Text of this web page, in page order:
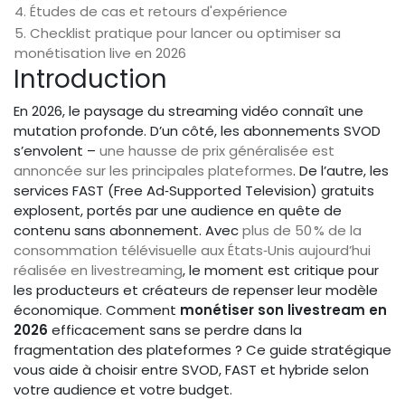
4. Études de cas et retours d'expérience
5. Checklist pratique pour lancer ou optimiser sa
monétisation live en 2026
Introduction
En 2026, le paysage du streaming vidéo connaît une
mutation profonde. D’un côté, les abonnements SVOD
s’envolent – une hausse de prix généralisée est
annoncée sur les principales plateformes. De l’autre, les
services FAST (Free Ad‑Supported Television) gratuits
explosent, portés par une audience en quête de
contenu sans abonnement. Avecplus de 50 % de la
consommation télévisuelle aux États‑Unis aujourd’hui
réalisée en livestreaming, le moment est critique pour
les producteurs et créateurs de repenser leur modèle
économique. Comment monétiser son livestream en
2026 efficacement sans se perdre dans la
fragmentation des plateformes ? Ce guide stratégique
vous aide à choisir entre SVOD, FAST et hybride selon
votre audience et votre budget.